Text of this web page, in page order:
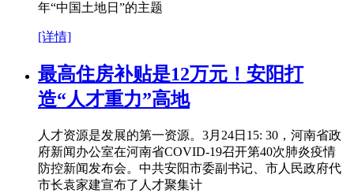
年“中国土地日”的主题
[详情]
最高住房补贴是12万元！安阳打
造“人才重力”高地
人才资源是发展的第一资源。3月24日15: 30，河南省政
府新闻办公室在河南省COVID-19召开第40次肺炎疫情
防控新闻发布会。中共安阳市委副书记、市人民政府代
市长袁家建宣布了人才聚集计